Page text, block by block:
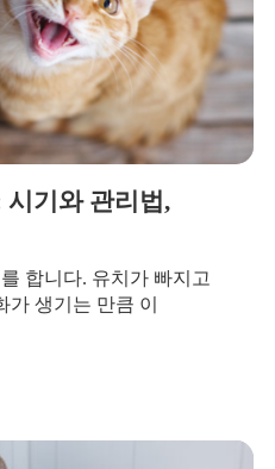
시기와 관리법,
합니다. 유치가 빠지고
생기는 만큼 이